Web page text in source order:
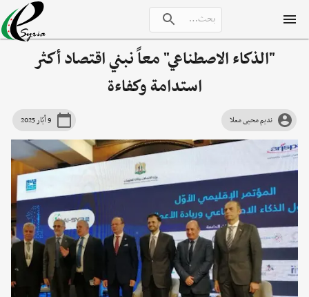
"الذكاء الاصطناعي" معاً نبني اقتصاد أكثر
استدامة وكفاءة
نديم محيى معلا 9 أيّار 2025